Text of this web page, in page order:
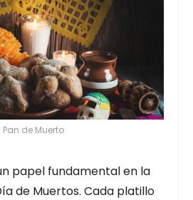
Pan de Muerto
papel fundamental en la
de Muertos. Cada platillo